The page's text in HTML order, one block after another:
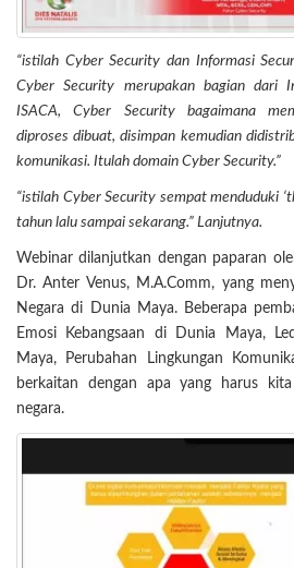
“istilah Cyber Security dan Informasi
Cyber Security merupakan bagian dari
ISACA, Cyber Security bagaimana
diproses dibuat, disimpan kemudian
komunikasi. Itulah domain Cyber Security.”
“istilah Cyber Security sempat menduduki
tahun lalu sampai sekarang.” Lanjutnya.
Webinar dilanjutkan dengan paparan
Dr. Anter Venus, M.A.Comm, yang
Negara di Dunia Maya. Beberapa
Emosi Kebangsaan di Dunia Maya,
Maya, Perubahan Lingkungan
berkaitan dengan apa yang harus
negara.